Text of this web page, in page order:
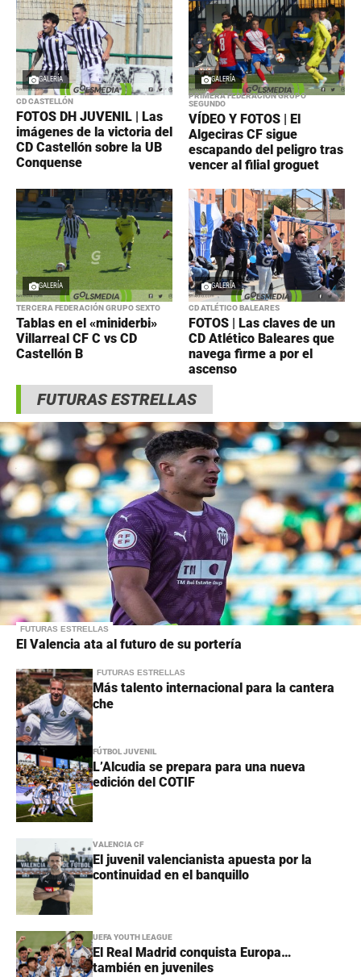
GALERÍA
CD CASTELLÓN
FOTOS DH JUVENIL | Las
imágenes de la victoria del
CD Castellón sobre la UB
Conquense
GALERÍA
PRIMERA FEDERACIÓN GRUPO
SEGUNDO
VÍDEO Y FOTOS | El
Algeciras CF sigue
escapando del peligro tras
vencer al filial groguet
GALERÍA
TERCERA FEDERACIÓN GRUPO SEXTO
Tablas en el «miniderbi»
Villarreal CF C vs CD
Castellón B
GALERÍA
CD ATLÉTICO BALEARES
FOTOS | Las claves de un
CD Atlético Baleares que
navega firme a por el
ascenso
FUTURAS ESTRELLAS
FUTURAS ESTRELLAS
El Valencia ata al futuro de su portería
FUTURAS ESTRELLAS
Más talento internacional para la cantera
che
FÚTBOL JUVENIL
L’Alcudia se prepara para una nueva
edición del COTIF
VALENCIA CF
El juvenil valencianista apuesta por la
continuidad en el banquillo
UEFA YOUTH LEAGUE
El Real Madrid conquista Europa…
también en juveniles